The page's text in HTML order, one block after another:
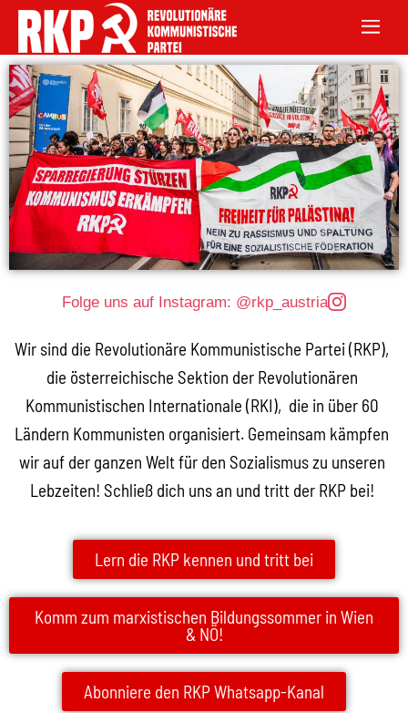
Folge uns auf Instagram: @rkp_austria
Wir sind die Revolutionäre Kommunistische Partei (RKP),
die österreichische Sektion der Revolutionären
Kommunistischen Internationale (RKI), die in über 60
Ländern Kommunisten organisiert. Gemeinsam kämpfen
wir auf der ganzen Welt für den Sozialismus zu unseren
Lebzeiten! Schließ dich uns an und tritt der RKP bei!
Lern die RKP kennen und tritt bei
Komm zum marxistischen Bildungssommer in Wien
& NÖ!
Abonniere den RKP Whatsapp-Kanal